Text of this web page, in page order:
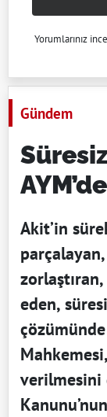
Yorumlarınız
Gündem
AYM’de
Akit’in
eden,
verilmesini